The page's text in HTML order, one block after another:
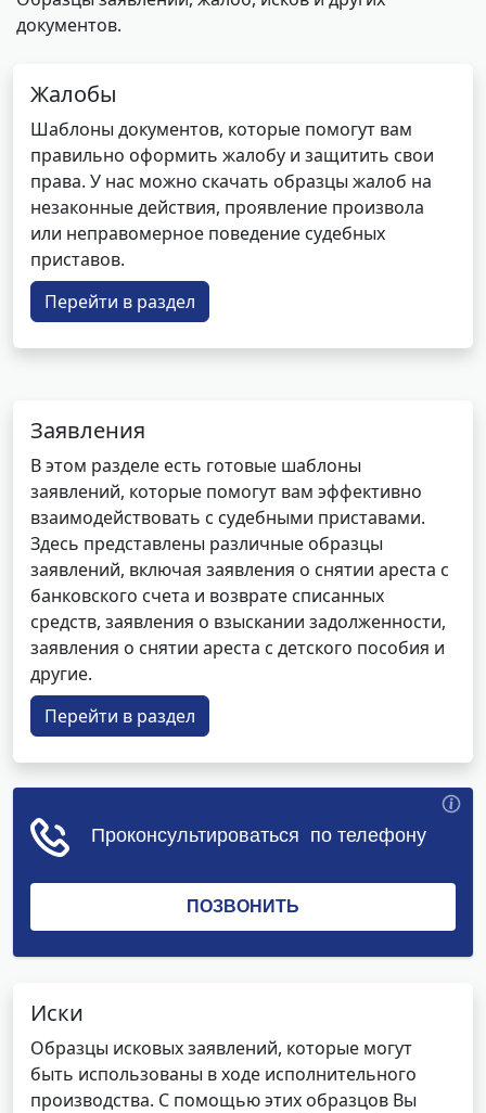
документов.
Жалобы
Шаблоны документов, которые помогут вам
правильно оформить жалобу и защитить свои
права. У нас можно скачать образцы жалоб на
незаконные действия, проявление произвола
или неправомерное поведение судебных
приставов.
Перейти в раздел
Заявления
В этом разделе есть готовые шаблоны
заявлений, которые помогут вам эффективно
взаимодействовать с судебными приставами.
Здесь представлены различные образцы
заявлений, включая заявления о снятии ареста с
банковского счета и возврате списанных
средств, заявления о взыскании задолженности,
заявления о снятии ареста с детского пособия и
другие.
Перейти в раздел
Иски
Образцы исковых заявлений, которые могут
быть использованы в ходе исполнительного
производства. С помощью этих образцов Вы